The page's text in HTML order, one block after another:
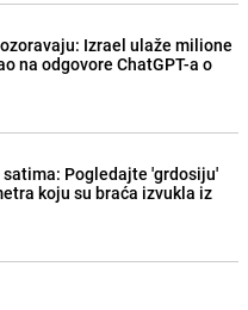
Izrael ulaže milione
na odgovore ChatGPT-a o
Pogledajte 'grdosiju'
koju su braća izvukla iz